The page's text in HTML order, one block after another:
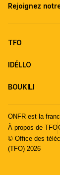
Rejoignez
TFO
IDÉLLO
BOUKILI
ONFR est la
À propos de TFO
© Office des
(TFO) 2026